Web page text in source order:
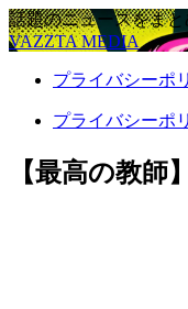
話題のニュースをま
VAZZTA MEDIA
プライバシーポ
プライバシーポ
【最高の教